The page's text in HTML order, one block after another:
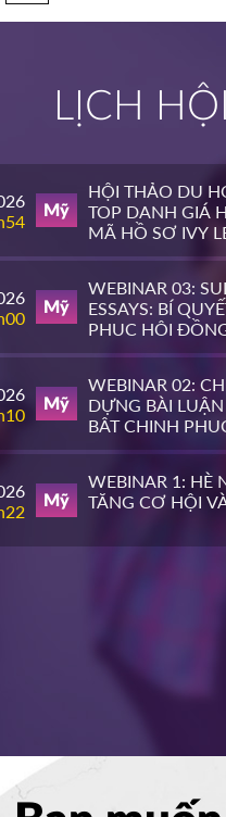
LỊCH
Mỹ
HỘI THẢO DU
TOP DANH GIÁ
MÃ HỒ SƠ IVY
Mỹ
WEBINAR 03:
ESSAYS: BÍ
PHỤC HỘI
ĐH TOP ĐẦU MỸ
Mỹ
WEBINAR 02:
DỰNG BÀI
BẬT CHINH
MỸ
Mỹ
WEBINAR 1: HÈ
TĂNG CƠ HỘI